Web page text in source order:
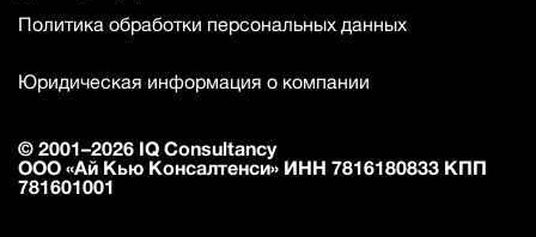
Политика обработки персональных данных
Юридическая информация о компании
© 2001–2026 IQ Consultancy
ООО «Ай Кью Консалтенси» ИНН 7816180833 КПП
781601001